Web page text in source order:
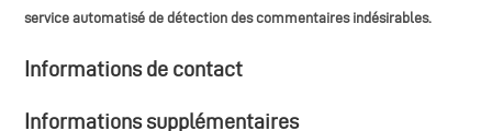
service automatisé de détection des commentaires indésirables.
Informations de contact
Informations supplémentaires